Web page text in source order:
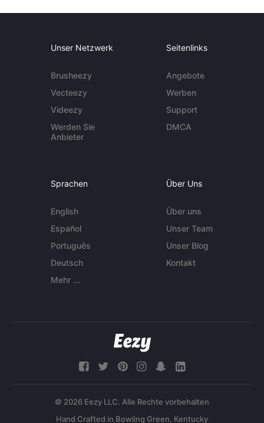
Unser Netzwerk
Brusheezy
Vecteezy
Videezy
Werden Sie
Anbieter
Seitenlinks
Angebote
Werben
Support
DMCA
Sprachen
English
Español
Português
Deutsch
Mehr ...
Über Uns
Über uns
Unser Team
Unser Blog
Kontakt
© 2026 Eezy LLC. Alle Rechte vorbehalten